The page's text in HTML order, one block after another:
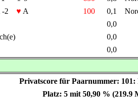
-2 ♥ A 100 0,1
0,0
0,0
0,0
Privatscore für Paarnummer:
Platz: 5 mit 50,90 % (219.9